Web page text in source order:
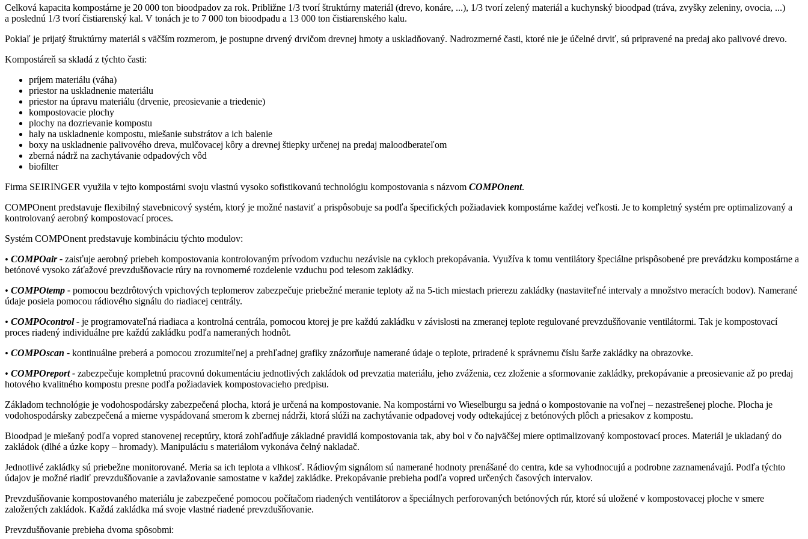
Celková kapacita kompostárne je 20 000 ton bioodpadov za rok. Približne 1/3 tvorí štruktúrny materiál (drevo, konáre, ...), 1/3 tvorí zelený materiál a kuchynský bioodpad (tráva, zvyšky zeleniny, ovocia, ...)
a poslednú 1/3 tvorí čistiarenský kal. V tonách je to 7 000 ton bioodpadu a 13 000 ton čistiarenského kalu.
Pokiaľ je prijatý štruktúrny materiál s väčším rozmerom, je postupne drvený drvičom drevnej hmoty a uskladňovaný. Nadrozmerné časti, ktoré nie je účelné drviť, sú pripravené na predaj ako palivové drevo.
Kompostáreň sa skladá z týchto časti:
príjem materiálu (váha)
priestor na uskladnenie materiálu
priestor na úpravu materiálu (drvenie, preosievanie a triedenie)
kompostovacie plochy
plochy na dozrievanie kompostu
haly na uskladnenie kompostu, miešanie substrátov a ich balenie
boxy na uskladnenie palivového dreva, mulčovacej kôry a drevnej štiepky určenej na predaj maloodberateľom
zberná nádrž na zachytávanie odpadových vôd
biofilter
Firma SEIRINGER využila v tejto kompostárni svoju vlastnú vysoko sofistikovanú technológiu kompostovania s názvom COMPOnent.
COMPOnent predstavuje flexibilný stavebnicový systém, ktorý je možné nastaviť a prispôsobuje sa podľa špecifických požiadaviek kompostárne každej veľkosti. Je to kompletný systém pre optimalizovaný a
kontrolovaný aerobný kompostovací proces.
Systém COMPOnent predstavuje kombináciu týchto modulov:
• COMPOair - zaisťuje aerobný priebeh kompostovania kontrolovaným prívodom vzduchu nezávisle na cykloch prekopávania. Využíva k tomu ventilátory špeciálne prispôsobené pre prevádzku kompostárne a
betónové vysoko záťažové prevzdušňovacie rúry na rovnomerné rozdelenie vzduchu pod telesom zakládky.
• COMPOtemp - pomocou bezdrôtových vpichových teplomerov zabezpečuje priebežné meranie teploty až na 5-tich miestach prierezu zakládky (nastaviteľné intervaly a množstvo meracích bodov). Namerané
údaje posiela pomocou rádiového signálu do riadiacej centrály.
• COMPOcontrol - je programovateľná riadiaca a kontrolná centrála, pomocou ktorej je pre každú zakládku v závislosti na zmeranej teplote regulované prevzdušňovanie ventilátormi. Tak je kompostovací
proces riadený individuálne pre každú zakládku podľa nameraných hodnôt.
• COMPOscan - kontinuálne preberá a pomocou zrozumiteľnej a prehľadnej grafiky znázorňuje namerané údaje o teplote, priradené k správnemu číslu šarže zakládky na obrazovke.
• COMPOreport - zabezpečuje kompletnú pracovnú dokumentáciu jednotlivých zakládok od prevzatia materiálu, jeho zváženia, cez zloženie a sformovanie zakládky, prekopávanie a preosievanie až po predaj
hotového kvalitného kompostu presne podľa požiadaviek kompostovacieho predpisu.
Základom technológie je vodohospodársky zabezpečená plocha, ktorá je určená na kompostovanie. Na kompostárni vo Wieselburgu sa jedná o kompostovanie na voľnej – nezastrešenej ploche. Plocha je
vodohospodársky zabezpečená a mierne vyspádovaná smerom k zbernej nádrži, ktorá slúži na zachytávanie odpadovej vody odtekajúcej z betónových plôch a priesakov z kompostu.
Bioodpad je miešaný podľa vopred stanovenej receptúry, ktorá zohľadňuje základné pravidlá kompostovania tak, aby bol v čo najväčšej miere optimalizovaný kompostovací proces. Materiál je ukladaný do
zakládok (dlhé a úzke kopy – hromady). Manipuláciu s materiálom vykonáva čelný nakladač.
Jednotlivé zakládky sú priebežne monitorované. Meria sa ich teplota a vlhkosť. Rádiovým signálom sú namerané hodnoty prenášané do centra, kde sa vyhodnocujú a podrobne zaznamenávajú. Podľa týchto
údajov je možné riadiť prevzdušňovanie a zavlažovanie samostatne v každej zakládke. Prekopávanie prebieha podľa vopred určených časových intervalov.
Prevzdušňovanie kompostovaného materiálu je zabezpečené pomocou počítačom riadených ventilátorov a špeciálnych perforovaných betónových rúr, ktoré sú uložené v kompostovacej ploche v smere
založených zakládok. Každá zakládka má svoje vlastné riadené prevzdušňovanie.
Prevzdušňovanie prebieha dvoma spôsobmi: